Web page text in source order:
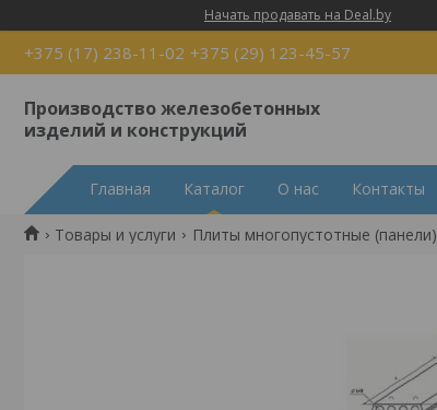
Начать продавать на Deal.by
+375 (17) 238-11-02 +375 (29) 123-45-57
Производство железобетонных
изделий и конструкций
Главная Каталог О нас Контакты
Товары и услуги Плиты многопустотные (панели)